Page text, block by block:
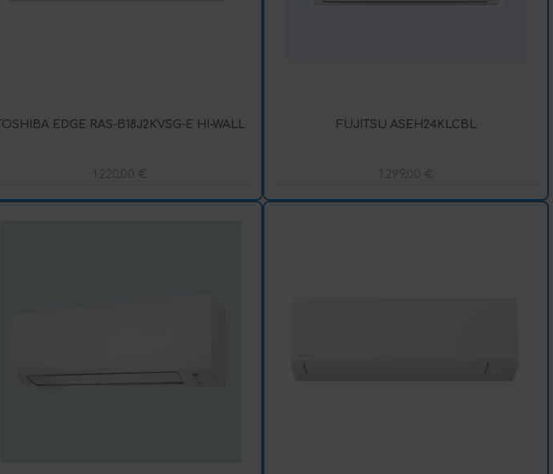
TOSHIBA EDGE RAS-B18J2KVSG-E HI-WALL
1.220,00 €
FUJITSU ASEH24KLCBL
1.299,00 €